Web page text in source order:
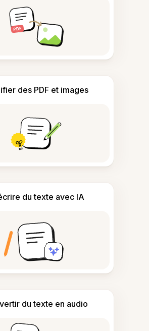
des PDF et images
du texte avec IA
du texte en audio